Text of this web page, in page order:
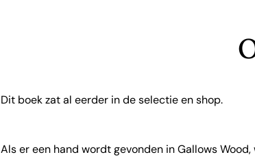
Dit boek zat al eerder in de selectie en shop.
Als er een hand wordt gevonden in Gallows